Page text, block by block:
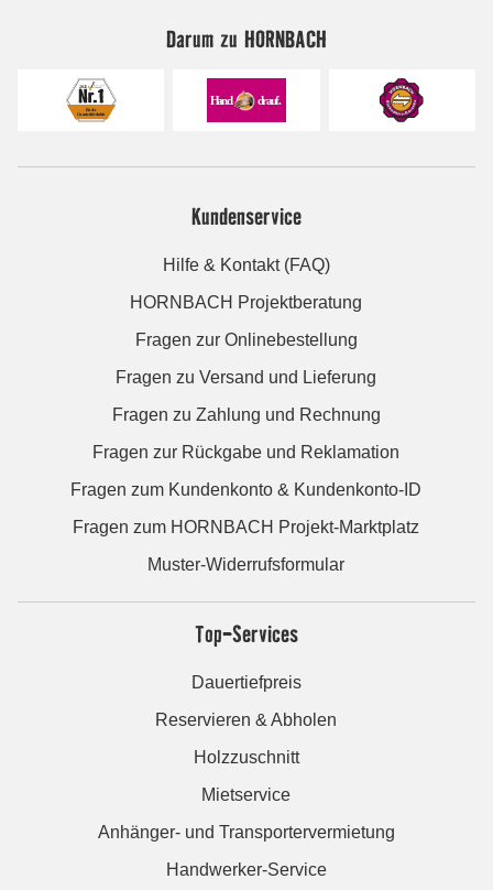
Darum zu HORNBACH
Kundenservice
Hilfe & Kontakt (FAQ)
HORNBACH Projektberatung
Fragen zur Onlinebestellung
Fragen zu Versand und Lieferung
Fragen zu Zahlung und Rechnung
Fragen zur Rückgabe und Reklamation
Fragen zum Kundenkonto & Kundenkonto-ID
Fragen zum HORNBACH Projekt-Marktplatz
Muster-Widerrufsformular
Top-Services
Dauertiefpreis
Reservieren & Abholen
Holzzuschnitt
Mietservice
Anhänger- und Transportervermietung
Handwerker-Service